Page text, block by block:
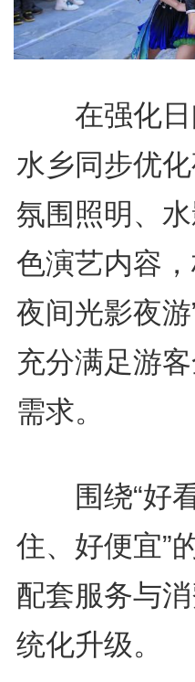
在强化日
水乡同步优
氛围照明、
色演艺内容
夜间光影夜
充分满足游
需求。
围绕“好看
住、好便宜”
配套服务与
统化升级。